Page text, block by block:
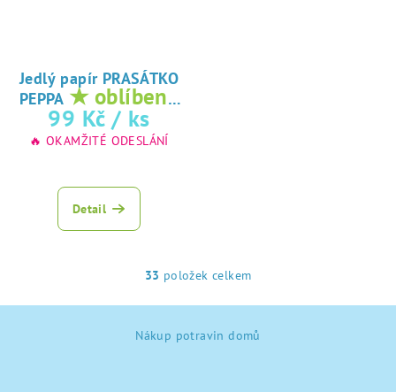
Jedlý papír PRASÁTKO
PEPPA ★ oblíbený
tisk na jedlý
papír
99 Kč / ks
🔥 OKAMŽITÉ ODESLÁNÍ
Detail
O
v
á
33 položek celkem
Nákup potravin domů